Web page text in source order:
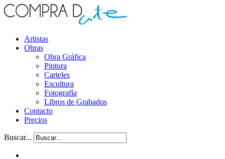
Artistas
Obras
Obra Gráfica
Pintura
Carteles
Escultura
Fotografía
Libros de Grabados
Contacto
Precios
Buscar...